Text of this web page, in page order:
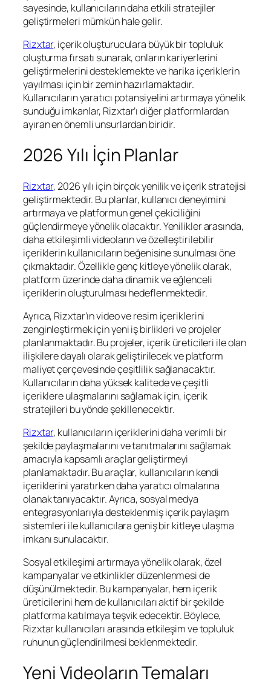
sayesinde, kullanıcıların daha etkili stratejiler
geliştirmeleri mümkün hale gelir.
Rizxtar, içerik oluşturuculara büyük bir topluluk
oluşturma fırsatı sunarak, onların kariyerlerini
geliştirmelerini desteklemekte ve harika içeriklerin
yayılması için bir zemin hazırlamaktadır.
Kullanıcıların yaratıcı potansiyelini artırmaya yönelik
sunduğu imkanlar, Rizxtar’ı diğer platformlardan
ayıran en önemli unsurlardan biridir.
2026 Yılı İçin Planlar
Rizxtar, 2026 yılı için birçok yenilik ve içerik stratejisi
geliştirmektedir. Bu planlar, kullanıcı deneyimini
artırmaya ve platformun genel çekiciliğini
güçlendirmeye yönelik olacaktır. Yenilikler arasında,
daha etkileşimli videoların ve özelleştirilebilir
içeriklerin kullanıcıların beğenisine sunulması öne
çıkmaktadır. Özellikle genç kitleye yönelik olarak,
platform üzerinde daha dinamik ve eğlenceli
içeriklerin oluşturulması hedeflenmektedir.
Ayrıca, Rizxtar’ın video ve resim içeriklerini
zenginleştirmek için yeni iş birlikleri ve projeler
planlanmaktadır. Bu projeler, içerik üreticileri ile olan
ilişkilere dayalı olarak geliştirilecek ve platform
maliyet çerçevesinde çeşitlilik sağlanacaktır.
Kullanıcıların daha yüksek kalitede ve çeşitli
içeriklere ulaşmalarını sağlamak için, içerik
stratejileri bu yönde şekillenecektir.
Rizxtar, kullanıcıların içeriklerini daha verimli bir
şekilde paylaşmalarını ve tanıtmalarını sağlamak
amacıyla kapsamlı araçlar geliştirmeyi
planlamaktadır. Bu araçlar, kullanıcıların kendi
içeriklerini yaratırken daha yaratıcı olmalarına
olanak tanıyacaktır. Ayrıca, sosyal medya
entegrasyonlarıyla desteklenmiş içerik paylaşım
sistemleri ile kullanıcılara geniş bir kitleye ulaşma
imkanı sunulacaktır.
Sosyal etkileşimi artırmaya yönelik olarak, özel
kampanyalar ve etkinlikler düzenlenmesi de
düşünülmektedir. Bu kampanyalar, hem içerik
üreticilerini hem de kullanıcıları aktif bir şekilde
platforma katılmaya teşvik edecektir. Böylece,
Rizxtar kullanıcıları arasında etkileşim ve topluluk
ruhunun güçlendirilmesi beklenmektedir.
Yeni Videoların Temaları